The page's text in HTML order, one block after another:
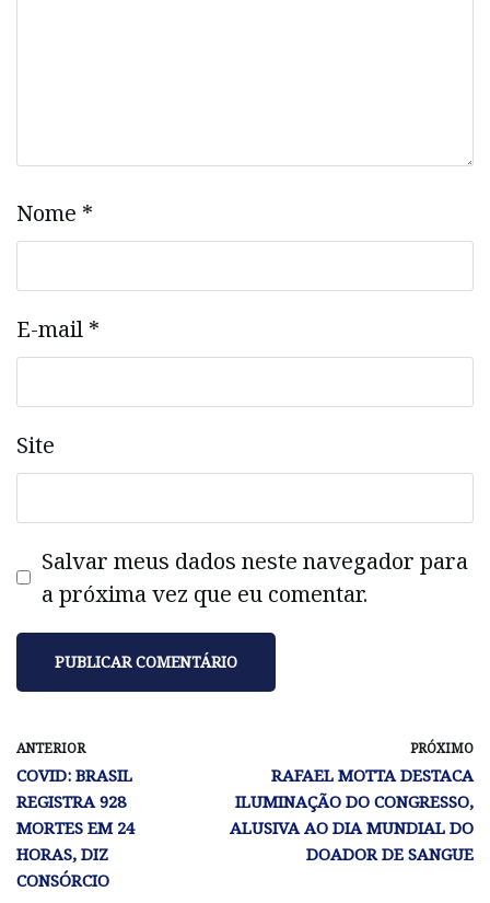
Nome *
E-mail *
Site
Salvar meus dados neste navegador para
a próxima vez que eu comentar.
ANTERIOR
COVID: BRASIL
REGISTRA 928
MORTES EM 24
HORAS, DIZ
CONSÓRCIO
PRÓXIMO
RAFAEL MOTTA DESTACA
ILUMINAÇÃO DO CONGRESSO,
ALUSIVA AO DIA MUNDIAL DO
DOADOR DE SANGUE